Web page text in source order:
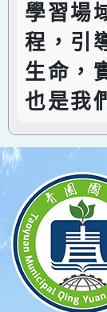
學習場
程，引
生命，
也是我